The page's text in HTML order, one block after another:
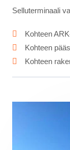
Selluterminaali
Kohteen
Kohteen
Kohteen